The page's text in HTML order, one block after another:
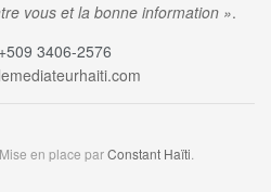
vous et la bonne information ».
+509 3406-2576
en place parConstant Haïti